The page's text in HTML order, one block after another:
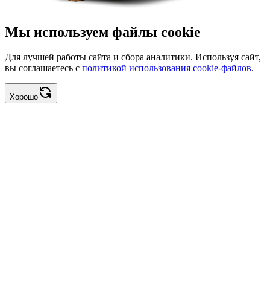
Мы используем файлы cookie
Для лучшей работы сайта и сбора аналитики. Используя сайт,
вы соглашаетесь с политикой использования cookie-файлов.
Хорошо